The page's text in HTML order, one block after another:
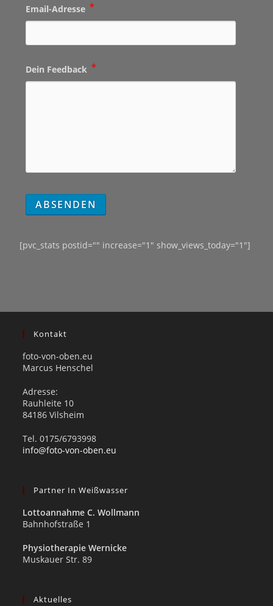
Email-Adresse *
Dein Feedback *
[pvc_stats postid="" increase="1" show_views_today="1"]
Kontakt
foto-von-oben.eu
Marcus Henschel
Adresse:
Rauhleite 10
84186 Vilsheim
Tel. 0175/6793998
info@foto-von-oben.eu
Partner In Weißwasser
Lottoannahme C. Wollmann
Bahnhofstraße 1
Physiotherapie Wernicke
Muskauer Str. 89
Aktuelles